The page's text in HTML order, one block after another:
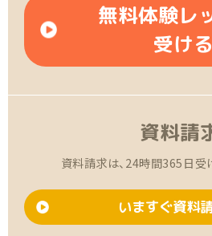
無料体験レ
受ける
資料請
資料請求は、24時間365日受
いますぐ資料